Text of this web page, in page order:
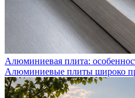
Алюминиевая плита:
Алюминиевые плиты широко